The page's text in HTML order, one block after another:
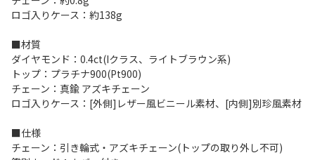
ロゴ入りケース：約138g
■材質
ダイヤモンド：0.4ct(Iクラス、ライトブラウン系)
トップ：プラチナ900(Pt900)
チェーン：真鍮 アズキチェーン
ロゴ入りケース：[外側]レザー風ビニール素材、[内側]別珍風素材
■仕様
チェーン：引き輪式・アズキチェーン(トップの取り外し不可)